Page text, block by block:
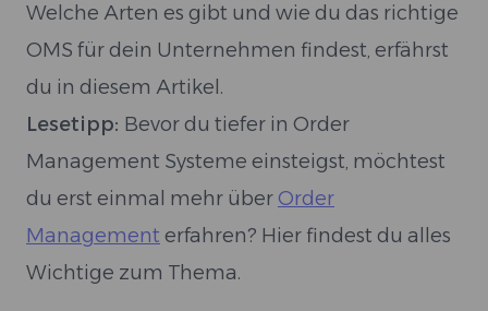
Welche Arten es gibt und wie du das richtige
OMS für dein Unternehmen findest, erfährst
du in diesem Artikel.
Lesetipp: Bevor du tiefer in Order
Management Systeme einsteigst, möchtest
du erst einmal mehr über Order
Management erfahren? Hier findest du alles
Wichtige zum Thema.